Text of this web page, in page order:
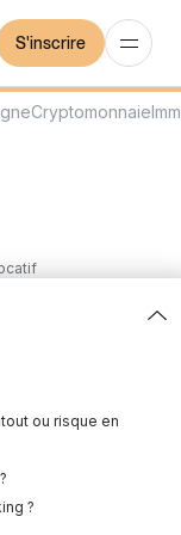
S'inscrire
Cryptomonnaie
ou risque en
?
: le
Laggoune